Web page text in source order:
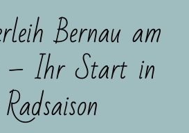
Bernau am
– Ihr Start in